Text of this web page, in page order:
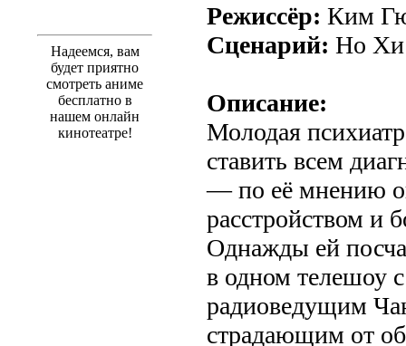
Надеемся, вам
будет приятно
смотреть аниме
бесплатно в
нашем онлайн
кинотеатре!
Режиссёр: Ким
Сценарий: Но Хи
Описание:
Молодая
ставить всем
— по её мнению
расстройством и
Однажды ей
в одном телешоу
радиоведущим
страдающим от